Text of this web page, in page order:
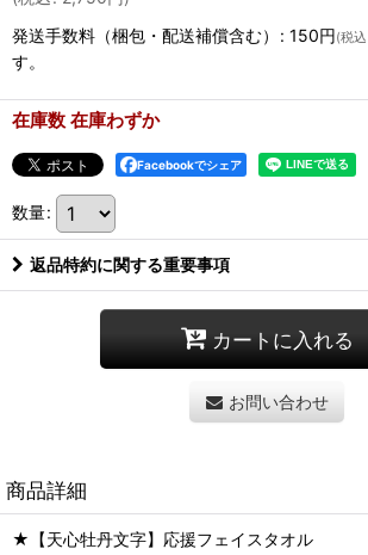
発送手数料（梱包・配送補償含む）
: 150円(税込
す。
在庫数 在庫わずか
Facebookでシェア
数量:
返品特約に関する重要事項
カートに入れる
お問い合わせ
商品詳細
★【天心牡丹文字】応援フェイスタオル